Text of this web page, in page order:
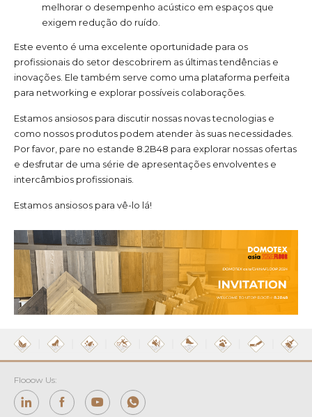
melhorar o desempenho acústico em espaços que
exigem redução do ruído.
Este evento é uma excelente oportunidade para os
profissionais do setor descobrirem as últimas tendências e
inovações. Ele também serve como uma plataforma perfeita
para networking e explorar possíveis colaborações.
Estamos ansiosos para discutir nossas novas tecnologias e
como nossos produtos podem atender às suas necessidades.
Por favor, pare no estande 8.2B48 para explorar nossas ofertas
e desfrutar de uma série de apresentações envolventes e
intercâmbios profissionais.
Estamos ansiosos para vê-lo lá!
Flooow Us: